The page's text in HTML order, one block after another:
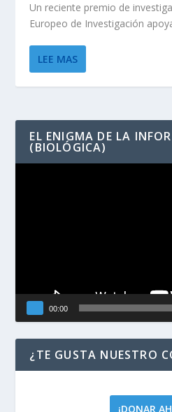
SEGÚN RICHARD
DAWKINS Y EL DÍA DE
EVOLUCIÓN DE LA
LA VIDA ES LO MÁS
¡CREAMOS LA VIDA! EH,
Un reciente premio de
Europeo de Investigación
LEE MAS
EL ENIGMA DE LA
(BIOLÓGICA)
00:00
¿TE GUSTA NUESTRO
¡DONAR